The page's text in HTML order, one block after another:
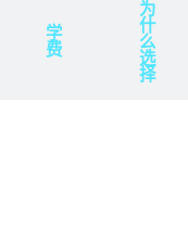
学
费
为
什
么
选
择